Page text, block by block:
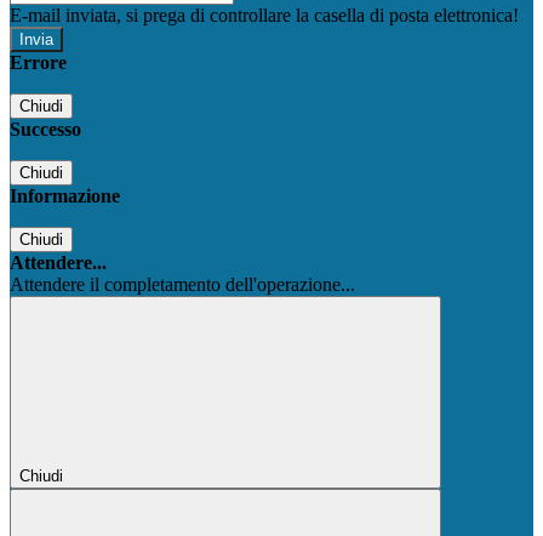
E-mail inviata, si prega di controllare la casella di posta elettronica!
Errore
Chiudi
Successo
Chiudi
Informazione
Chiudi
Attendere...
Attendere il completamento dell'operazione...
Chiudi